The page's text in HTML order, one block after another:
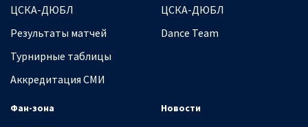
ЦСКА-ДЮБЛ
Результаты матчей
Турнирные таблицы
Аккредитация СМИ
ЦСКА-ДЮБЛ
Dance Team
Фан-зона Новости